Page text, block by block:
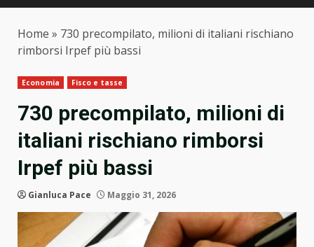
Home » 730 precompilato, milioni di italiani rischiano
rimborsi Irpef più bassi
Economia Fisco e tasse
730 precompilato, milioni di
italiani rischiano rimborsi
Irpef più bassi
Gianluca Pace Maggio 31, 2026